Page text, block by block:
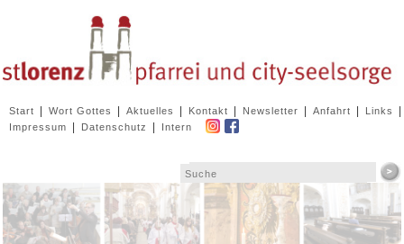
überspringen
Start Wort Gottes Aktuelles Kontakt Newsletter Anfahrt Links
Impressum Datenschutz Intern